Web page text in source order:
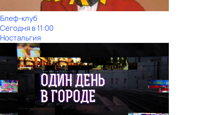
Блеф-клуб
Сегодня в 11:00
Ностальгия